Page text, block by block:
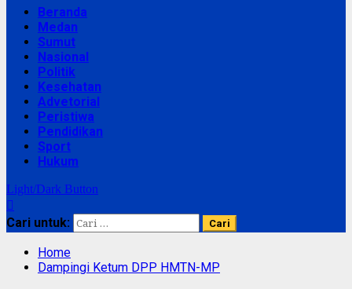
Beranda
Medan
Sumut
Nasional
Politik
Kesehatan
Advetorial
Peristiwa
Pendidikan
Sport
Hukum
Light/Dark Button
Cari untuk:
Home
Dampingi Ketum DPP HMTN-MP